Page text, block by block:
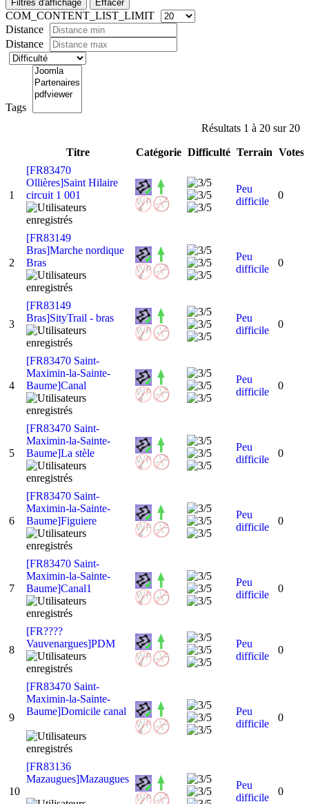
Filtres d'affichage Effacer
COM_CONTENT_LIST_LIMIT
Distance
Distance
Tags
Résultats 1 à 20 sur 20
Titre Catégorie Difficulté Terrain Votes
1
[FR83470
Ollières]Saint Hilaire
circuit 1 001
Peu
difficile
0
2
[FR83149
Bras]Marche nordique
Bras
Peu
difficile
0
3
[FR83149
Bras]SityTrail - bras
Peu
difficile
0
4
[FR83470 Saint-
Maximin-la-Sainte-
Baume]Canal
Peu
difficile
0
5
[FR83470 Saint-
Maximin-la-Sainte-
Baume]La stèle
Peu
difficile
0
6
[FR83470 Saint-
Maximin-la-Sainte-
Baume]Figuiere
Peu
difficile
0
7
[FR83470 Saint-
Maximin-la-Sainte-
Baume]Canal1
Peu
difficile
0
8
[FR????
Vauvenargues]PDM
Peu
difficile
0
9
[FR83470 Saint-
Maximin-la-Sainte-
Baume]Domicile canal
Peu
difficile
0
10
[FR83136
Mazaugues]Mazaugues
Peu
difficile
0